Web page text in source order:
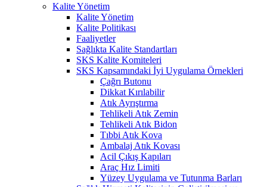
Kalite Yönetim
Kalite Yönetim
Kalite Politikası
Faaliyetler
Sağlıkta Kalite Standartları
SKS Kalite Komiteleri
SKS Kapsamındaki İyi Uygulama Örnekleri
Çağrı Butonu
Dikkat Kırılabilir
Atık Ayrıştırma
Tehlikeli Atık Zemin
Tehlikeli Atık Bidon
Tıbbi Atık Kova
Ambalaj Atık Kovası
Acil Çıkış Kapıları
Araç Hız Limiti
Yüzey Uygulama ve Tutunma Barları